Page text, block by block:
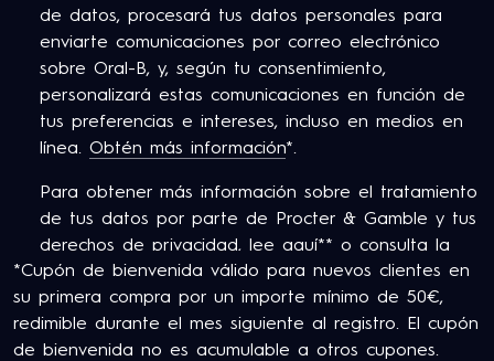
de datos, procesará tus datos personales para
enviarte comunicaciones por correo electrónico
sobre Oral-B, y, según tu consentimiento,
personalizará estas comunicaciones en función de
tus preferencias e intereses, incluso en medios en
línea. Obtén más información*.
Para obtener más información sobre el tratamiento
de tus datos por parte de Procter & Gamble y tus
derechos de privacidad, lee aquí** o consulta la
Política de Privacidad completa de P&G.
Tiene al menos 18 años y consiente en nuestros
Términos y Condiciones
*Cupón de bienvenida válido para nuevos clientes en
su primera compra por un importe mínimo de 50€,
redimible durante el mes siguiente al registro. El cupón
de bienvenida no es acumulable a otros cupones.